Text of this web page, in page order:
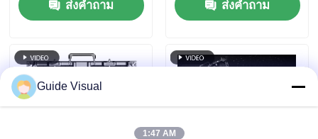
คู่สํารอง ส่งคำถาม
ส่งคำถาม
Guide Visual
1:47 AM